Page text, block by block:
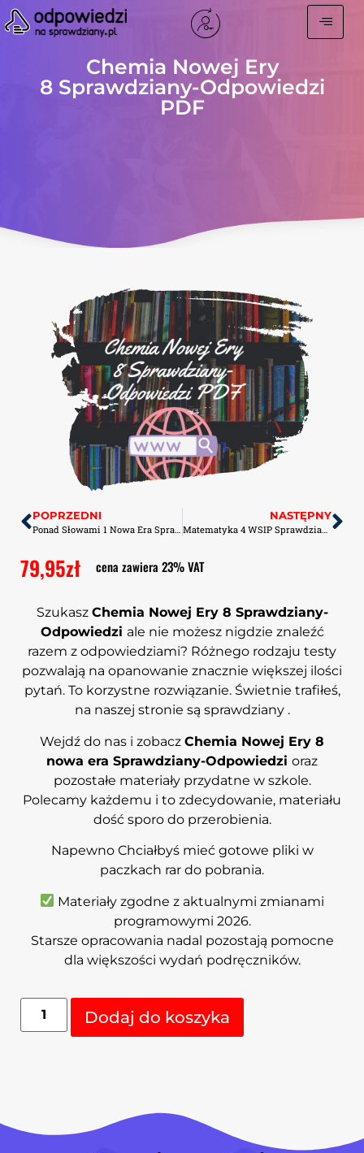
Chemia Nowej Ery
8 Sprawdziany-Odpowiedzi
PDF
POPRZEDNI
Ponad Słowami 1 Nowa Era Sprawdziany-Odpowiedzi PDF
NASTĘPNY
Matematyka 4 WSIP Sprawdziany-Odpowiedzi PDF
79,95zł cena zawiera 23% VAT
Szukasz Chemia Nowej Ery 8 Sprawdziany-
Odpowiedzi ale nie możesz nigdzie znaleźć
razem z odpowiedziami? Różnego rodzaju testy
pozwalają na opanowanie znacznie większej ilości
pytań. To korzystne rozwiązanie. Świetnie trafiłeś,
na naszej stronie są sprawdziany .
Wejdź do nas i zobacz Chemia Nowej Ery 8
nowa era Sprawdziany-Odpowiedzi oraz
pozostałe materiały przydatne w szkole.
Polecamy każdemu i to zdecydowanie, materiału
dość sporo do przerobienia.
Napewno Chciałbyś mieć gotowe pliki w
paczkach rar do pobrania.
Materiały zgodne z aktualnymi zmianami
programowymi 2026.
Starsze opracowania nadal pozostają pomocne
dla większości wydań podręczników.
Dodaj do koszyka